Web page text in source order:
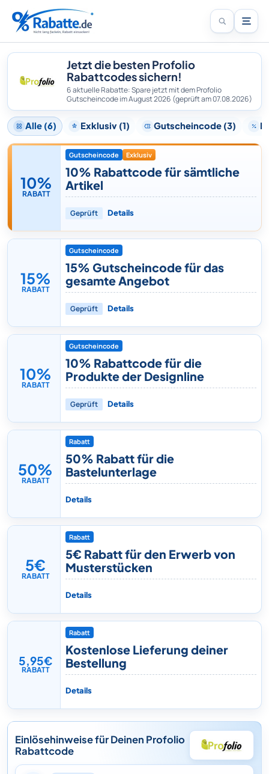
Jetzt die besten Profolio
Rabattcodes sichern!
6 aktuelle Rabatte: Spare jetzt mit dem Profolio
Gutscheincode im August 2026 (geprüft am 07.08.2026)
Alle (6) Exklusiv (1) Gutscheincode (3)
10%
RABATT
Gutscheincode Exklusiv
10% Rabattcode für sämtliche
Artikel
Geprüft Details
15%
RABATT
Gutscheincode
15% Gutscheincode für das
gesamte Angebot
Geprüft Details
10%
RABATT
Gutscheincode
10% Rabattcode für die
Produkte der Designline
Geprüft Details
50%
RABATT
Rabatt
50% Rabatt für die
Bastelunterlage
Details
5€
RABATT
Rabatt
5€ Rabatt für den Erwerb von
Musterstücken
Details
5,95€
RABATT
Rabatt
Kostenlose Lieferung deiner
Bestellung
Details
Einlösehinweise für Deinen Profolio
Rabattcode